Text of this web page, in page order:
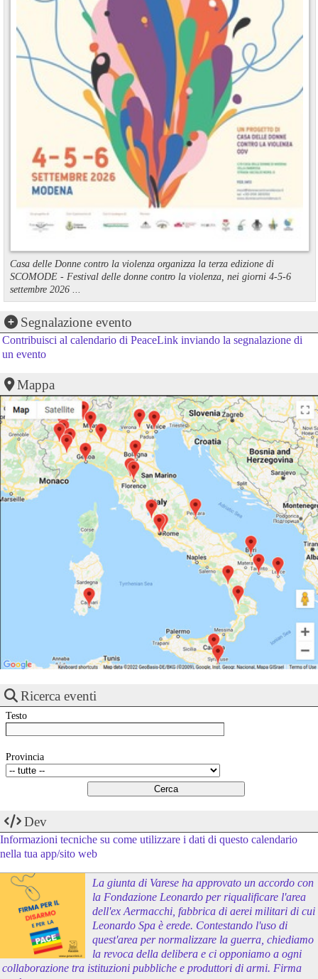
Casa delle Donne contro la violenza organizza la terza edizione di
SCOMODE - Festival delle donne contro la violenza, nei giorni 4-5-6
settembre 2026 ...
Segnalazione evento
Contribuisci al calendario di PeaceLink inviando la segnalazione di
un evento
Mappa
Ricerca eventi
Testo
Provincia
Dev
Informazioni tecniche su come utilizzare i dati di questo calendario
nella tua app/sito web
La giunta di Varese ha approvato un accordo con
la Fondazione Leonardo per riqualificare l'area
dell'ex Aermacchi, fabbrica di aerei militari di cui
Leonardo Spa è erede. Contestando l'uso di
quest'area per normalizzare la guerra, chiediamo
la revoca della delibera e ci opponiamo a ogni
collaborazione tra istituzioni pubbliche e produttori di armi. Firma